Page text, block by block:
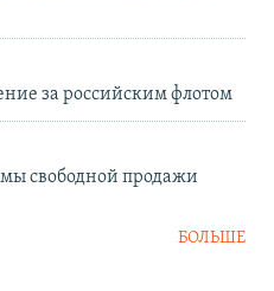
за российским флотом
свободной продажи
БОЛЬШЕ